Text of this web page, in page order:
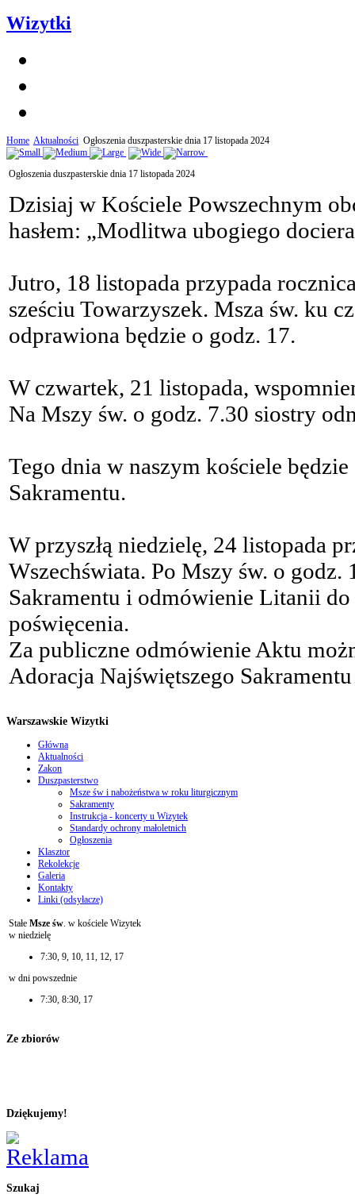
Wizytki
Home Aktualności Ogłoszenia duszpasterskie dnia 17 listopada 2024
Ogłoszenia duszpasterskie dnia 17 listopada 2024
Dzisiaj w Kościele Powszechnym
hasłem: „Modlitwa ubogiego
Jutro, 18 listopada przypada
sześciu Towarzyszek. Msza św. ku
odprawiona będzie o godz. 17.
W czwartek, 21 listopada,
Na Mszy św. o godz. 7.30 siostry
Tego dnia w naszym kościele
Sakramentu.
W przyszłą niedzielę, 24 listopada
Wszechświata. Po Mszy św. o
Sakramentu i odmówienie Litanii do
poświęcenia.
Za publiczne odmówienie Aktu
Adoracja Najświętszego
Warszawskie Wizytki
Główna
Aktualności
Zakon
Duszpasterstwo
Msze św i nabożeństwa w roku liturgicznym
Sakramenty
Instrukcja - koncerty u Wizytek
Standardy ochrony małoletnich
Ogłoszenia
Klasztor
Rekolekcje
Galeria
Kontakty
Linki (odsyłacze)
Stałe Msze św. w kościele Wizytek
w niedzielę
7:30, 9, 10, 11, 12, 17
w dni powszednie
7:30, 8:30, 17
Ze zbiorów
Dziękujemy!
Szukaj